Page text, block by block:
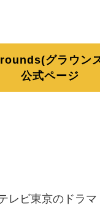
グラウン
公式ページ
レビ東京のドラ